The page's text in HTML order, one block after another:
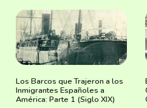
Los Barcos que Trajeron a los
Inmigrantes Españoles a
América: Parte 1 (Siglo XIX)